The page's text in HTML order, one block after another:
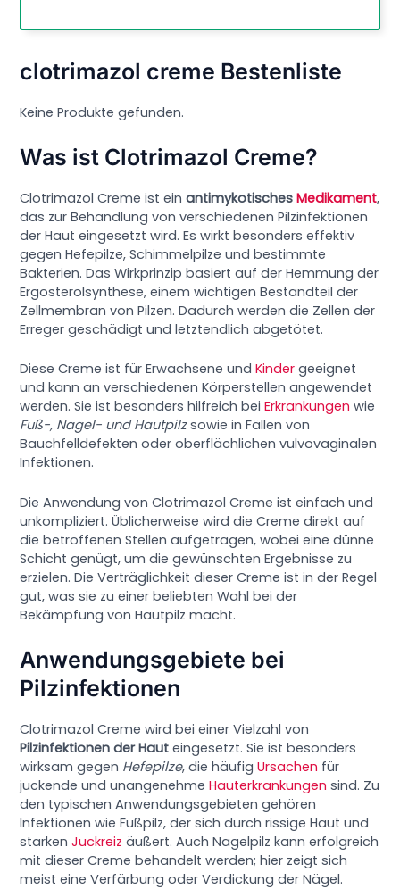
clotrimazol creme Bestenliste
Keine Produkte gefunden.
Was ist Clotrimazol Creme?
Clotrimazol Creme ist einantimykotischesMedikament,
das zur Behandlung von verschiedenen Pilzinfektionen
der Haut eingesetzt wird. Es wirkt besonders effektiv
gegen Hefepilze, Schimmelpilze und bestimmte
Bakterien. Das Wirkprinzip basiert auf der Hemmung der
Ergosterolsynthese, einem wichtigen Bestandteil der
Zellmembran von Pilzen. Dadurch werden die Zellen der
Erreger geschädigt und letztendlich abgetötet.
Diese Creme ist für Erwachsene undKinder geeignet
und kann an verschiedenen Körperstellen angewendet
werden. Sie ist besonders hilfreich beiErkrankungen wie
Fuß-, Nagel- und Hautpilzsowie in Fällen von
Bauchfelldefekten oder oberflächlichen vulvovaginalen
Infektionen.
Die Anwendung von Clotrimazol Creme ist einfach und
unkompliziert. Üblicherweise wird die Creme direkt auf
die betroffenen Stellen aufgetragen, wobei eine dünne
Schicht genügt, um die gewünschten Ergebnisse zu
erzielen. Die Verträglichkeit dieser Creme ist in der Regel
gut, was sie zu einer beliebten Wahl bei der
Bekämpfung von Hautpilz macht.
Anwendungsgebiete bei
Pilzinfektionen
Clotrimazol Creme wird bei einer Vielzahl von
Pilzinfektionen der Haut eingesetzt. Sie ist besonders
wirksam gegen Hefepilze, die häufigUrsachen für
juckende und unangenehmeHauterkrankungen sind. Zu
den typischen Anwendungsgebieten gehören
Infektionen wie Fußpilz, der sich durch rissige Haut und
starkenJuckreiz äußert. Auch Nagelpilz kann erfolgreich
mit dieser Creme behandelt werden; hier zeigt sich
meist eine Verfärbung oder Verdickung der Nägel.